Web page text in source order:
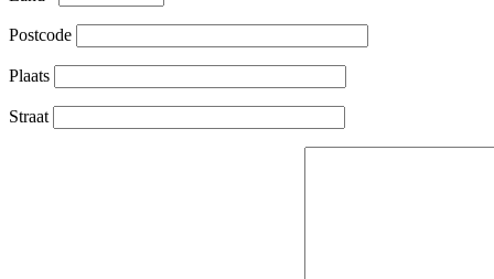
Postcode
Plaats
Straat